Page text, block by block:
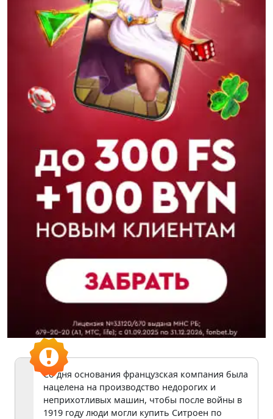
Со дня основания французская компания была
нацелена на производство недорогих и
неприхотливых машин, чтобы после войны в
1919 году люди могли купить Ситроен по